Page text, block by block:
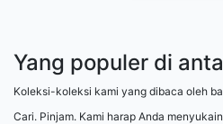
Yang populer di
Koleksi-koleksi kami yang dibaca oleh
Cari. Pinjam. Kami harap Anda